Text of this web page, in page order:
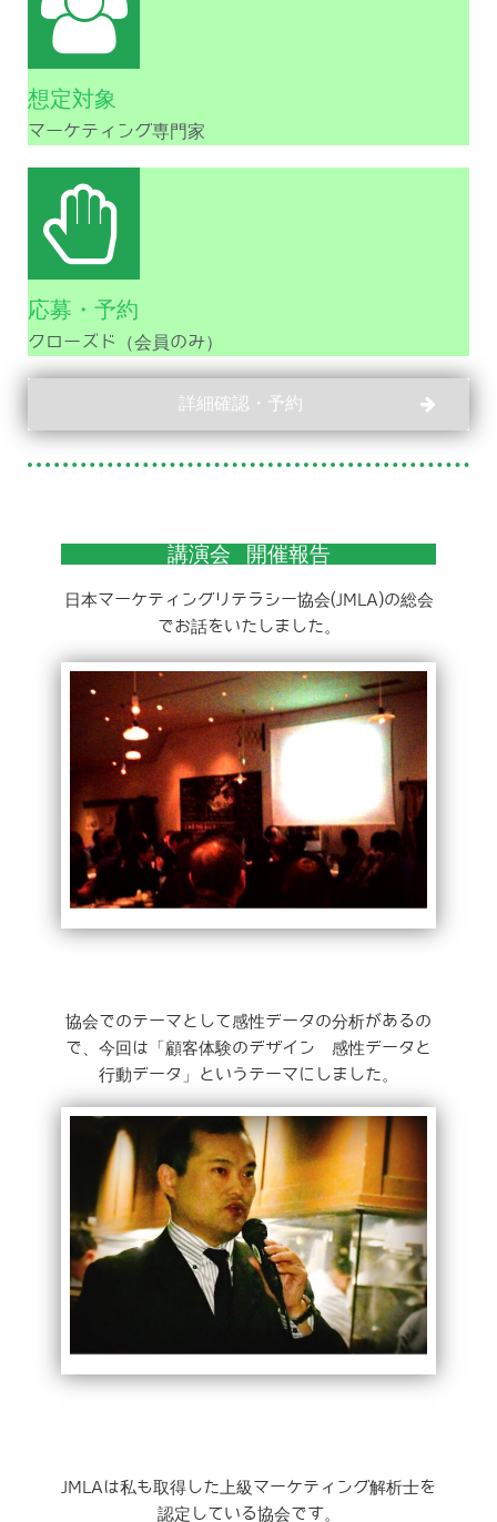
想定対象
マーケティング専門家
応募・予約
クローズド（会員のみ）
詳細確認・予約
講演会 開催報告
日本マーケティングリテラシー協会(JMLA)の総会
でお話をいたしました。
協会でのテーマとして感性データの分析があるの
で、今回は「顧客体験のデザイン 感性データと
行動データ」というテーマにしました。
JMLAは私も取得した上級マーケティング解析士を
認定している協会です。